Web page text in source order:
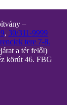
–
, 30/311-9999
tere 7-8.
a tér felől)
körút 46. FBG